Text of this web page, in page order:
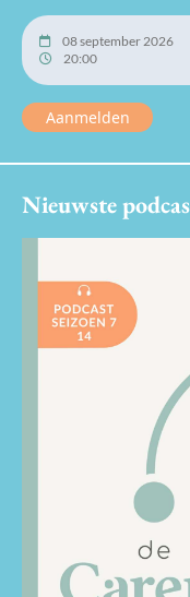
08 september 2026
20:00
Aanmelden
Nieuwste